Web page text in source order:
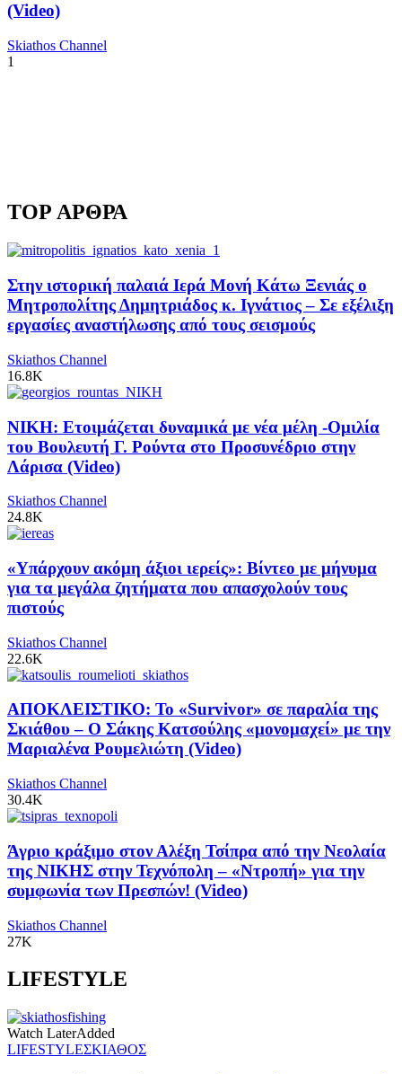
(Video)
Skiathos Channel
1
TOP ΑΡΘΡΑ
Στην ιστορική παλαιά Ιερά Μονή Κάτω Ξενιάς ο
Μητροπολίτης Δημητριάδος κ. Ιγνάτιος – Σε εξέλιξη
εργασίες αναστήλωσης από τους σεισμούς
Skiathos Channel
16.8K
ΝΙΚΗ: Ετοιμάζεται δυναμικά με νέα μέλη -Ομιλία
του Βουλευτή Γ. Ρούντα στο Προσυνέδριο στην
Λάρισα (Video)
Skiathos Channel
24.8K
«Υπάρχουν ακόμη άξιοι ιερείς»: Βίντεο με μήνυμα
για τα μεγάλα ζητήματα που απασχολούν τους
πιστούς
Skiathos Channel
22.6K
ΑΠΟΚΛΕΙΣΤΙΚΟ: Το «Survivor» σε παραλία της
Σκιάθου – Ο Σάκης Κατσούλης «μονομαχεί» με την
Μαριαλένα Ρουμελιώτη (Video)
Skiathos Channel
30.4K
Άγριο κράξιμο στον Αλέξη Τσίπρα από την Νεολαία
της ΝΙΚΗΣ στην Τεχνόπολη – «Ντροπή» για την
συμφωνία των Πρεσπών! (Video)
Skiathos Channel
27K
LIFESTYLE
Watch LaterAdded
LIFESTYLEΣΚΙΑΘΟΣ